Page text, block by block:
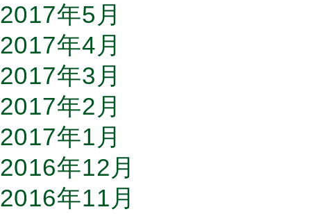
2017年5月
2017年4月
2017年3月
2017年2月
2017年1月
2016年12月
2016年11月